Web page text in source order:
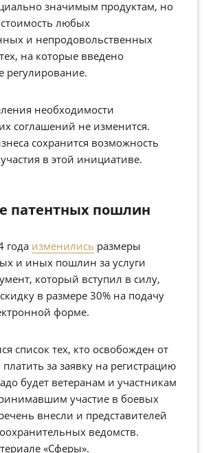
значимым продуктам, но
любых
и непродовольственных
на которые введено
регулирование.
необходимости
соглашений не изменится.
сохранится возможность
в этой инициативе.
патентных пошлин
года изменились размеры
и иных пошлин за услуги
который вступил в силу,
в размере 30% на подачу
форме.
список тех, кто освобожден от
за заявку на регистрацию
будет ветеранам и участникам
участие в боевых
внесли и представителей
ведомств.
«Сферы».